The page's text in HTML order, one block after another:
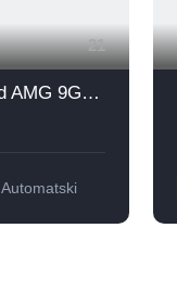
21
Mercedes-Benz E220d AMG 9G Tronic
Automatski